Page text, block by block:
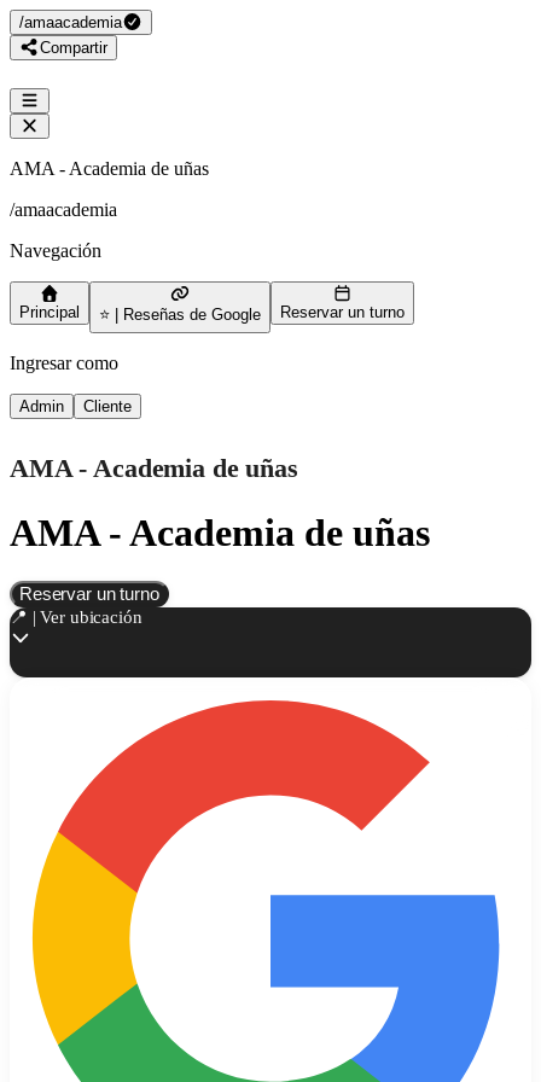
/amaacademia
Compartir
AMA - Academia de uñas
/amaacademia
Navegación
Principal ⭐ | Reseñas de Google Reservar un turno
Ingresar como
Admin Cliente
AMA - Academia de uñas
AMA - Academia de uñas
Reservar un turno
📍 | Ver ubicación